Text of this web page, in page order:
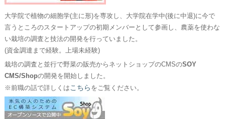
大学院で植物の細胞学(主に形)を専攻し、大学院在学中(後に中退)に今で
言うところのスタートアップの初期メンバーとして参画し、農薬を使わな
い栽培の調査と技法の開発を行っていました。
(資金調達まで経験。上場未経験)
栽培の調査と並行で野菜の販売からネットショップのCMSのSOY
CMS/Shopの開発を開始しました。
※前職の話で詳しくは こちら をご覧ください。